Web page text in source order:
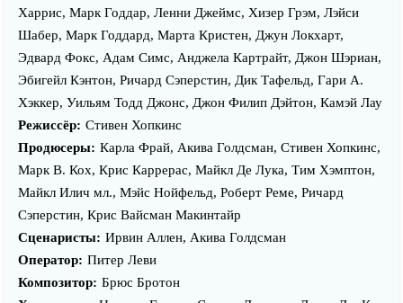
Харрис, Марк Годдар, Ленни Джеймс, Хизер Грэм, Лэйси
Шабер, Марк Годдард, Марта Кристен, Джун Локхарт,
Эдвард Фокс, Адам Симс, Анджела Картрайт, Джон Шэриан,
Эбигейл Кэнтон, Ричард Сэперстин, Дик Тафельд, Гари А.
Хэккер, Уильям Тодд Джонс, Джон Филип Дэйтон, Камэй Лау
Режиссёр: Стивен Хопкинс
Продюсеры: Карла Фрай, Акива Голдсман, Стивен Хопкинс,
Марк В. Кох, Крис Каррерас, Майкл Де Лука, Тим Хэмптон,
Майкл Илич мл., Мэйс Нойфельд, Роберт Реме, Ричард
Сэперстин, Крис Вайсман Макинтайр
Сценаристы: Ирвин Аллен, Акива Голдсман
Оператор: Питер Леви
Композитор: Брюс Бротон